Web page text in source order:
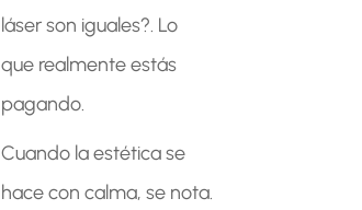
láser son iguales?. Lo
que realmente estás
pagando.
Cuando la estética se
hace con calma, se nota.